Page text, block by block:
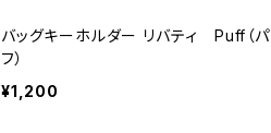
バッグキーホルダー リバティ Puff（パ
フ）
¥1,200